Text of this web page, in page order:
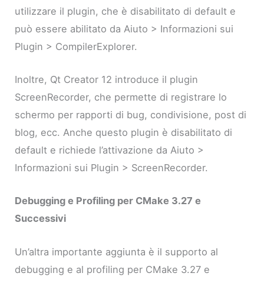
utilizzare il plugin, che è disabilitato di default e
può essere abilitato da Aiuto > Informazioni sui
Plugin > CompilerExplorer.
Inoltre, Qt Creator 12 introduce il plugin
ScreenRecorder, che permette di registrare lo
schermo per rapporti di bug, condivisione, post di
blog, ecc. Anche questo plugin è disabilitato di
default e richiede l’attivazione da Aiuto >
Informazioni sui Plugin > ScreenRecorder.
Debugging e Profiling per CMake 3.27 e
Successivi
Un’altra importante aggiunta è il supporto al
debugging e al profiling per CMake 3.27 e